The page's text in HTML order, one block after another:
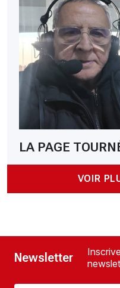
LA PAGE
VOIR
Newsletter